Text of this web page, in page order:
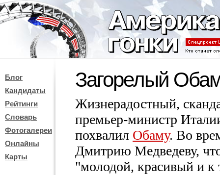
Блог
Кандидаты
Рейтинги
Словарь
Фотогалереи
Онлайны
Карты
Загорелый
Жизнерадостный,
премьер-министр
похвалил Обаму. Во
Дмитрию Медведеву,
"молодой, красивый и к